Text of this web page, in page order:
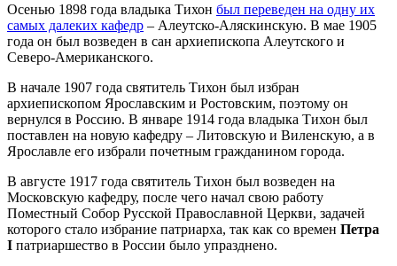
Осенью 1898 года владыка Тихон был переведен на одну их
самых далеких кафедр – Алеутско-Аляскинскую. В мае 1905
года он был возведен в сан архиепископа Алеутского и
Северо-Американского.
В начале 1907 года святитель Тихон был избран
архиепископом Ярославским и Ростовским, поэтому он
вернулся в Россию. В январе 1914 года владыка Тихон был
поставлен на новую кафедру – Литовскую и Виленскую, а в
Ярославле его избрали почетным гражданином города.
В августе 1917 года святитель Тихон был возведен на
Московскую кафедру, после чего начал свою работу
Поместный Собор Русской Православной Церкви, задачей
которого стало избрание патриарха, так как со времен Петра
I патриаршество в России было упразднено.